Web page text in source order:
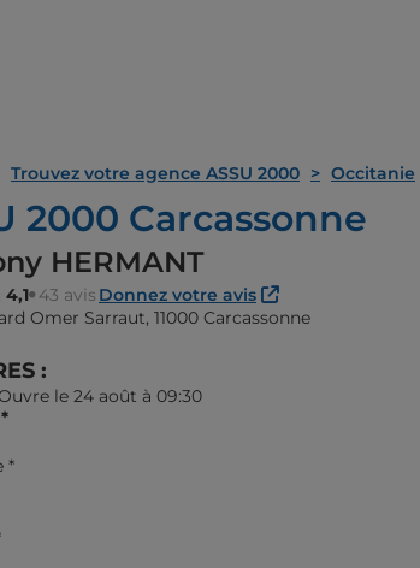
Trouvez votre agence ASSU 2000 Occitanie
2000 Carcassonne
HERMANT
4,1 43 avis Donnez votre avis
Omer Sarraut, 11000 Carcassonne
:
le 24 août à 09:30
*
*